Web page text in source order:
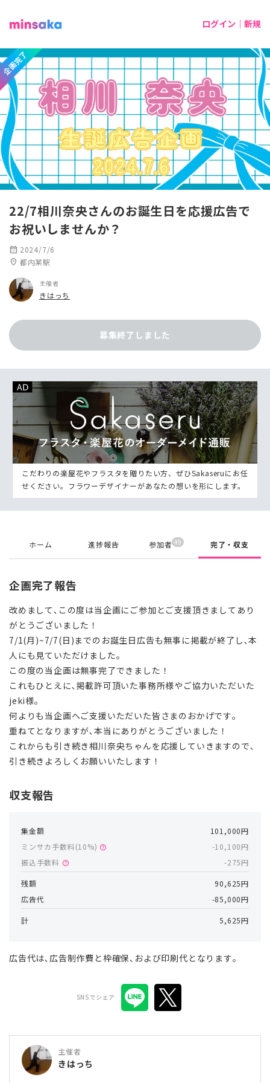
ログイン｜新規
企画完了
22/7相川奈央さんのお誕生日を応援広告で
お祝いしませんか？
calendar_month 2024/7/6
location_on 都内某駅
主催者
きはっち
募集終了しました
こだわりの楽屋花やフラスタを贈りたい方、ぜひSakaseruにお任
せください。フラワーデザイナーがあなたの想いを形にします。
ホーム 進捗報告 参加者 49 完了・収支
企画完了報告
改めまして､この度は当企画にご参加とご支援頂きましてあり
がとうございました！
7/1(月)~7/7(日)までのお誕生日広告も無事に掲載が終了し､本
人にも見ていただけました｡
この度の当企画は無事完了できました！
これもひとえに､掲載許可頂いた事務所様やご協力いただいた
jeki様。
何よりも当企画へご支援いただいた皆さまのおかげです｡
重ねてとなりますが､本当にありがとうございました！
これからも引き続き相川奈央ちゃんを応援していきますので､
引き続きよろしくお願いいたします！
収支報告
集金額
101,000円
ミンサカ手数料(10%) help
-10,100円
振込手数料 help -275円
残額
90,625円
広告代
-85,000円
計 5,625円
広告代は､広告制作費と枠確保､および印刷代となります｡
SNSでシェア
主催者
きはっち